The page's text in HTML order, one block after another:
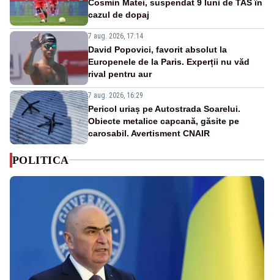
Cosmin Matei, suspendat 9 luni de TAS în
cazul de dopaj
7 aug. 2026, 17:14
David Popovici, favorit absolut la
Europenele de la Paris. Experții nu văd
rival pentru aur
7 aug. 2026, 16:29
Pericol uriaș pe Autostrada Soarelui.
Obiecte metalice capcană, găsite pe
carosabil. Avertisment CNAIR
POLITICA